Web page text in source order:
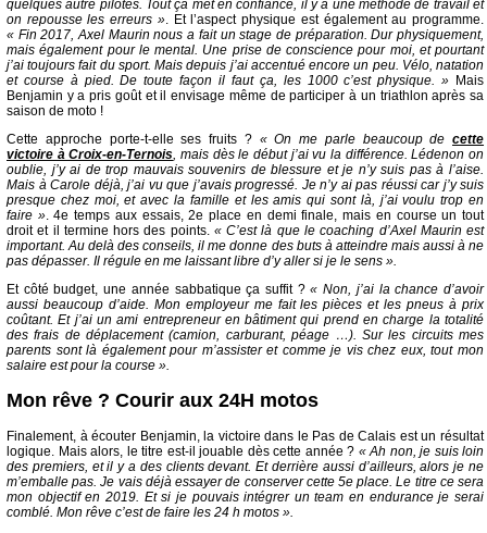
quelques autre pilotes. Tout ça met en confiance, il y a une méthode de travail et
on repousse les erreurs ». Et l’aspect physique est également au programme.
« Fin 2017, Axel Maurin nous a fait un stage de préparation. Dur physiquement,
mais également pour le mental. Une prise de conscience pour moi, et pourtant
j’ai toujours fait du sport. Mais depuis j’ai accentué encore un peu. Vélo, natation
et course à pied. De toute façon il faut ça, les 1000 c’est physique. » Mais
Benjamin y a pris goût et il envisage même de participer à un triathlon après sa
saison de moto !
Cette approche porte-t-elle ses fruits ? « On me parle beaucoup decette
victoire à Croix-en-Ternois, mais dès le début j’ai vu la différence. Lédenon on
oublie, j’y ai de trop mauvais souvenirs de blessure et je n’y suis pas à l’aise.
Mais à Carole déjà, j’ai vu que j’avais progressé. Je n’y ai pas réussi car j’y suis
presque chez moi, et avec la famille et les amis qui sont là, j’ai voulu trop en
faire ». 4e temps aux essais, 2e place en demi finale, mais en course un tout
droit et il termine hors des points. « C’est là que le coaching d’Axel Maurin est
important. Au delà des conseils, il me donne des buts à atteindre mais aussi à ne
pas dépasser. Il régule en me laissant libre d’y aller si je le sens ».
Et côté budget, une année sabbatique ça suffit ?« Non, j’ai la chance d’avoir
aussi beaucoup d’aide. Mon employeur me fait les pièces et les pneus à prix
coûtant. Et j’ai un ami entrepreneur en bâtiment qui prend en charge la totalité
des frais de déplacement (camion, carburant, péage …). Sur les circuits mes
parents sont là également pour m’assister et comme je vis chez eux, tout mon
salaire est pour la course ».
Mon rêve ? Courir aux 24H motos
Finalement, à écouter Benjamin, la victoire dans le Pas de Calais est un résultat
logique. Mais alors, le titre est-il jouable dès cette année ? « Ah non, je suis loin
des premiers, et il y a des clients devant. Et derrière aussi d’ailleurs, alors je ne
m’emballe pas. Je vais déjà essayer de conserver cette 5e place. Le titre ce sera
mon objectif en 2019. Et si je pouvais intégrer un team en endurance je serai
comblé. Mon rêve c’est de faire les 24 h motos ».